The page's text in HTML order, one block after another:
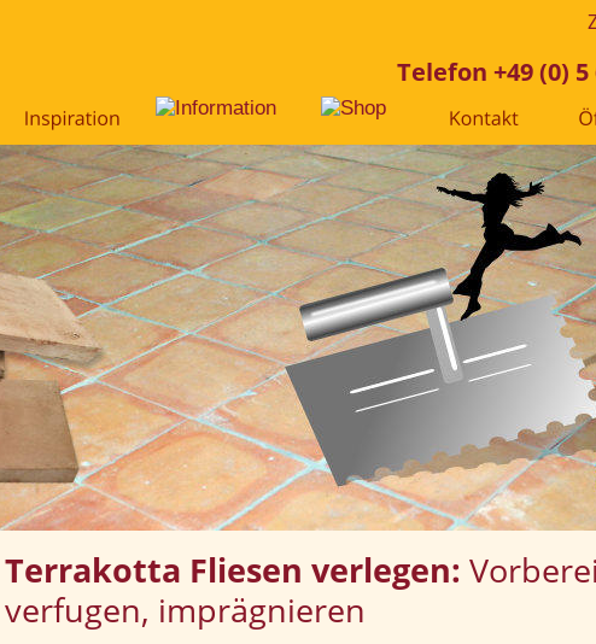
Terrakotta Fliesen verlegen:
verfugen, imprägnieren
Telefon +49 (0) 5